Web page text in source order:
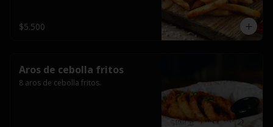
$5.500
Aros de cebolla fritos
8 aros de cebolla fritos.